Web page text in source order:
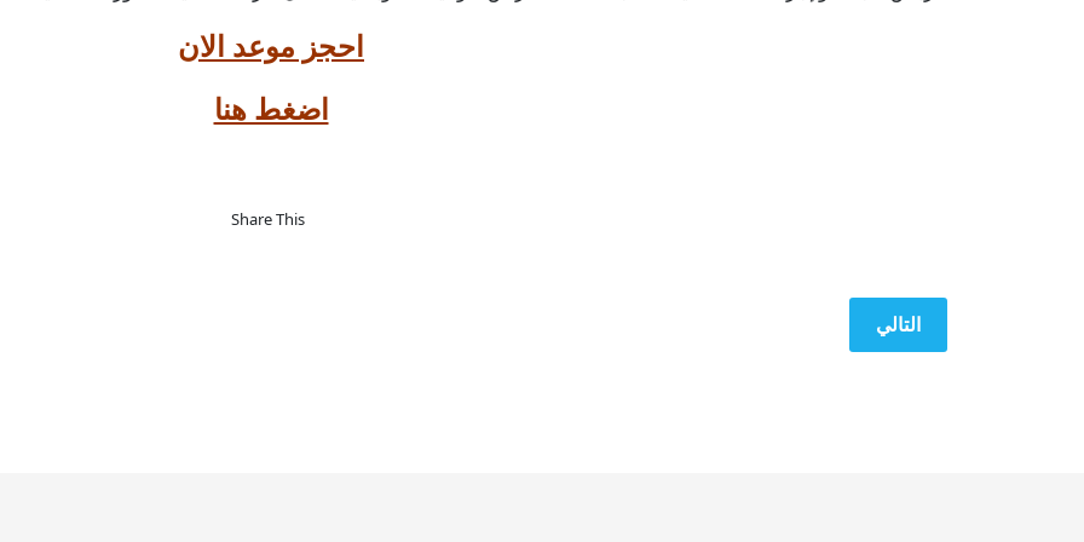
احجز موعد الان
اضغط هنا
Share This
المقال التالي: خبرة تمتد لسنوات.. ودقة تُنقذ الأرواح
التالي